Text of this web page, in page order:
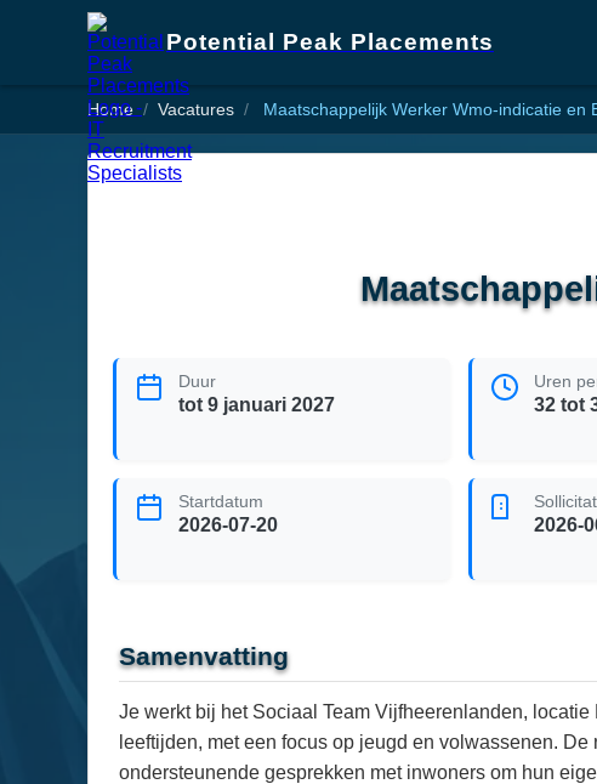
Potential Peak Placements
Home Vacatures Maatschappelijk Werker Wmo-indicatie en
Duur
tot 9 januari 2027
Uren
32 tot
Startdatum
2026-07-20 2026-
Samenvatting
Je werkt bij het Sociaal Team Vijfheerenlanden,
leeftijden, met een focus op jeugd en volwassenen.
ondersteunende gesprekken met inwoners om hun